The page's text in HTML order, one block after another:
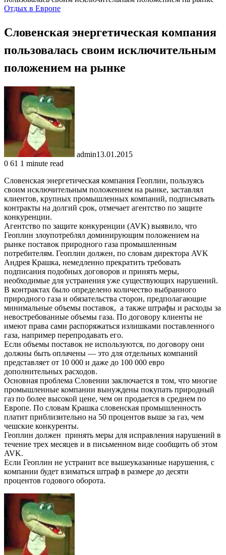
Отдых в Европе
Словенская энергетическая компания
пользовалась своим исключительным
положением на рынке
admin13.01.2015
0 61 1 minute read
Словенская энергетическая компания Геоплин, пользуясь
своим исключительным положением на рынке, заставлял
клиентов, крупных промышленных компаний, подписывать
контракты на долгий срок, отмечает агентство по защите
конкуренции.
Агентство по защите конкуренции (AVK) выявило, что
Геоплин злоупотреблял доминирующим положением на
рынке поставок природного газа промышленным
потребителям. Геоплин должен, по словам директора AVK
Андрея Крашка, немедленно прекратить требовать
подписания подобных договоров и принять меры,
необходимые для устранения уже существующих нарушений.
В контрактах было определено количество выбранного
природного газа и обязательства сторон, предполагающие
минимальные объемы поставок, а также штрафы и расходы за
невостребованные объемы газа. По договору клиенты не
имеют права сами распоряжаться излишками поставленного
газа, например перепродавать его.
Если объемы поставок не используются, по договору они
должны быть оплачены — это для отдельных компаний
представляет от 10 000 и даже до 100 000 евро
дополнительных расходов.
Основная проблема Словении заключается в том, что многие
промышленные компании вынуждены покупать природный
газ по более высокой цене, чем он продается в среднем по
Европе. По словам Крашка словенская промышленность
платит приблизительно на 50 процентов выше за газ, чем
чешские конкуренты.
Геоплин должен принять меры для исправления нарушений в
течение трех месяцев и в письменном виде сообщить об этом
AVK.
Если Геоплин не устранит все вышеуказанные нарушения, с
компании будет взиматься штраф в размере до десяти
процентов годового оборота.